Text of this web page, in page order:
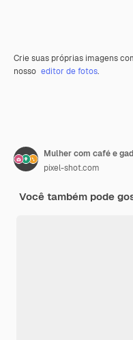
Crie suas próprias imagens
nosso editor de fotos.
Mulher com café e
pixel-shot.com
Você também pode